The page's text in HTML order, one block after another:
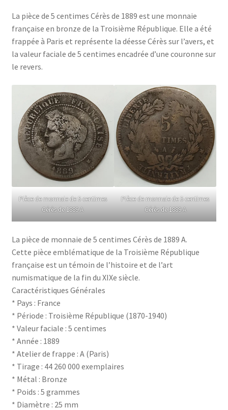
La pièce de 5 centimes Cérès de 1889 est une monnaie
française en bronze de la Troisième République. Elle a été
frappée à Paris et représente la déesse Cérès sur l’avers, et
la valeur faciale de 5 centimes encadrée d’une couronne sur
le revers.
Pièce de monnaie de 5 centimes
Cérès de 1889 A
Pièce de monnaie de 5 centimes
Cérès de 1889 A
La pièce de monnaie de 5 centimes Cérès de 1889 A.
Cette pièce emblématique de la Troisième République
française est un témoin de l’histoire et de l’art
numismatique de la fin du XIXe siècle.
Caractéristiques Générales
* Pays : France
* Période : Troisième République (1870-1940)
* Valeur faciale : 5 centimes
* Année : 1889
* Atelier de frappe : A (Paris)
* Tirage : 44 260 000 exemplaires
* Métal : Bronze
* Poids : 5 grammes
* Diamètre : 25 mm